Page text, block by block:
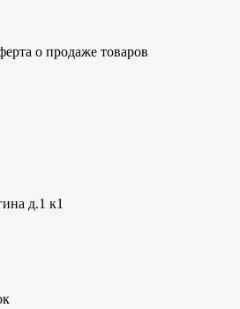
о продаже товаров
д.1 к1